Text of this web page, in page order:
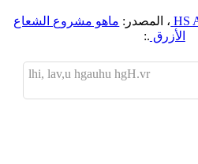
HS ، المصدر: ماهو مشروع الشعاع
الأزرق .:
lhi, lav,u hgauhu hgH.vr